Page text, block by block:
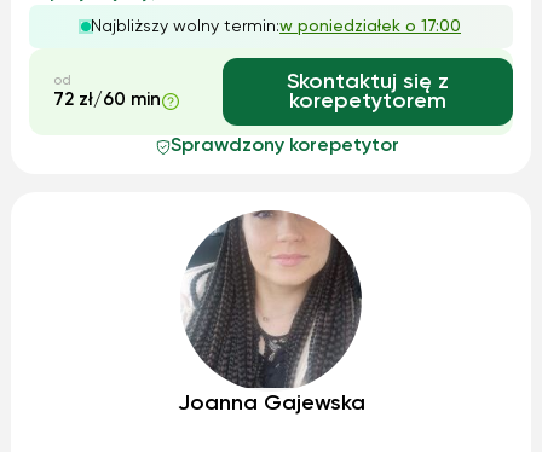
rozszerzonych w klasach szkoły średniej. Uczniowie często
mają problem z historią z powodu iście pruskich metod
nauczania tego przedmiotu i braku czasu w systemie
edukacji na dokładne wyjaśnienie tematu.
Najbliższy wolny termin:w poniedziałek o 17:00
od
72 zł/60 min
Skontaktuj się z
korepetytorem
Sprawdzony korepetytor
Joanna Gajewska